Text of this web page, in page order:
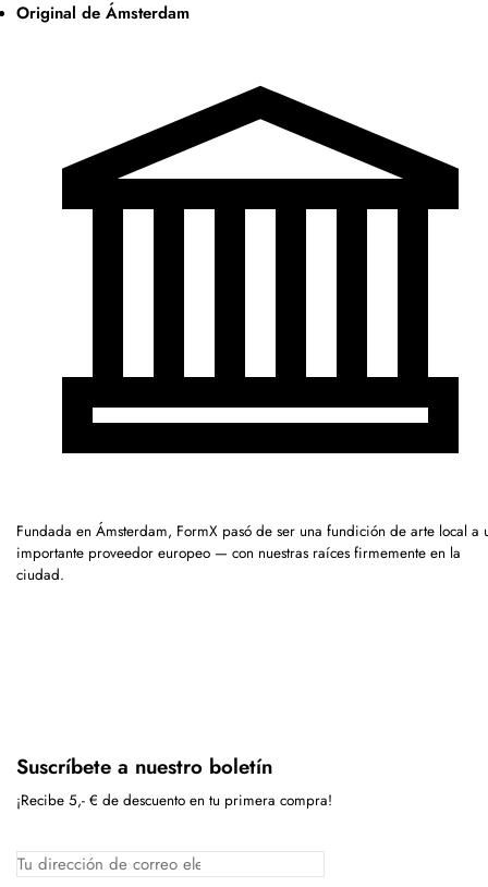
Original de Ámsterdam
Fundada en Ámsterdam, FormX pasó de ser una fundición de arte local a
importante proveedor europeo — con nuestras raíces firmemente en la
ciudad.
Suscríbete a nuestro boletín
¡Recibe 5,- € de descuento en tu primera compra!